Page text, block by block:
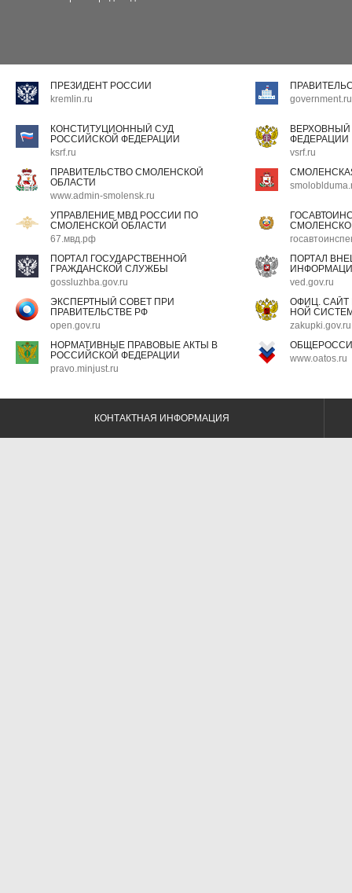
ПРЕЗИДЕНТ РОССИИ
kremlin.ru
government.ru
КОНСТИТУЦИОННЫЙ СУД
РОССИЙСКОЙ ФЕДЕРАЦИИ
ksrf.ru
ФЕДЕРАЦИИ
vsrf.ru
ПРАВИТЕЛЬСТВО СМОЛЕНСКОЙ
ОБЛАСТИ
www.admin-smolensk.ru
УПРАВЛЕНИЕ МВД РОССИИ ПО
СМОЛЕНСКОЙ ОБЛАСТИ
67.мвд.рф
ПОРТАЛ ГОСУДАРСТВЕННОЙ
ГРАЖДАНСКОЙ СЛУЖБЫ
gossluzhba.gov.ru
ПОРТАЛ
ved.gov.ru
ЭКСПЕРТНЫЙ СОВЕТ ПРИ
ПРАВИТЕЛЬСТВЕ РФ
open.gov.ru
ОФИЦ.
НОЙ
zakupki.gov.ru
НОРМАТИВНЫЕ ПРАВОВЫЕ АКТЫ В
РОССИЙСКОЙ ФЕДЕРАЦИИ
pravo.minjust.ru
www.oatos.ru
КОНТАКТНАЯ ИНФОРМАЦИЯ